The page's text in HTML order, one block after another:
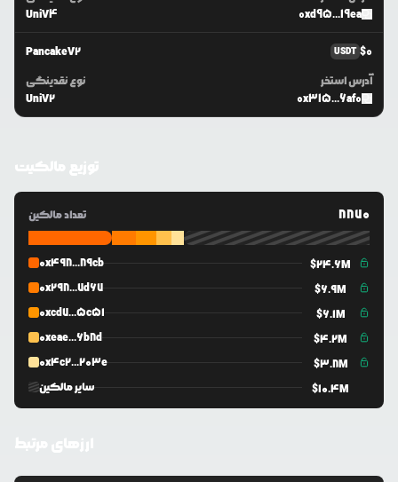
UniV4
0xd95...19ea
PancakeV2 USDT $0
نوع نقدینگی
UniV2
آدرس استخر
0x315...6af0
تعداد مالکین 8870
0x498...89cb $24.6M
0x298...7d67
$6.9M
0xcd7...5c51
$6.1M
0xeae...6b8d
$4.2M
0x4c2...203e
$3.8M
سایر مالکین
$10.4M